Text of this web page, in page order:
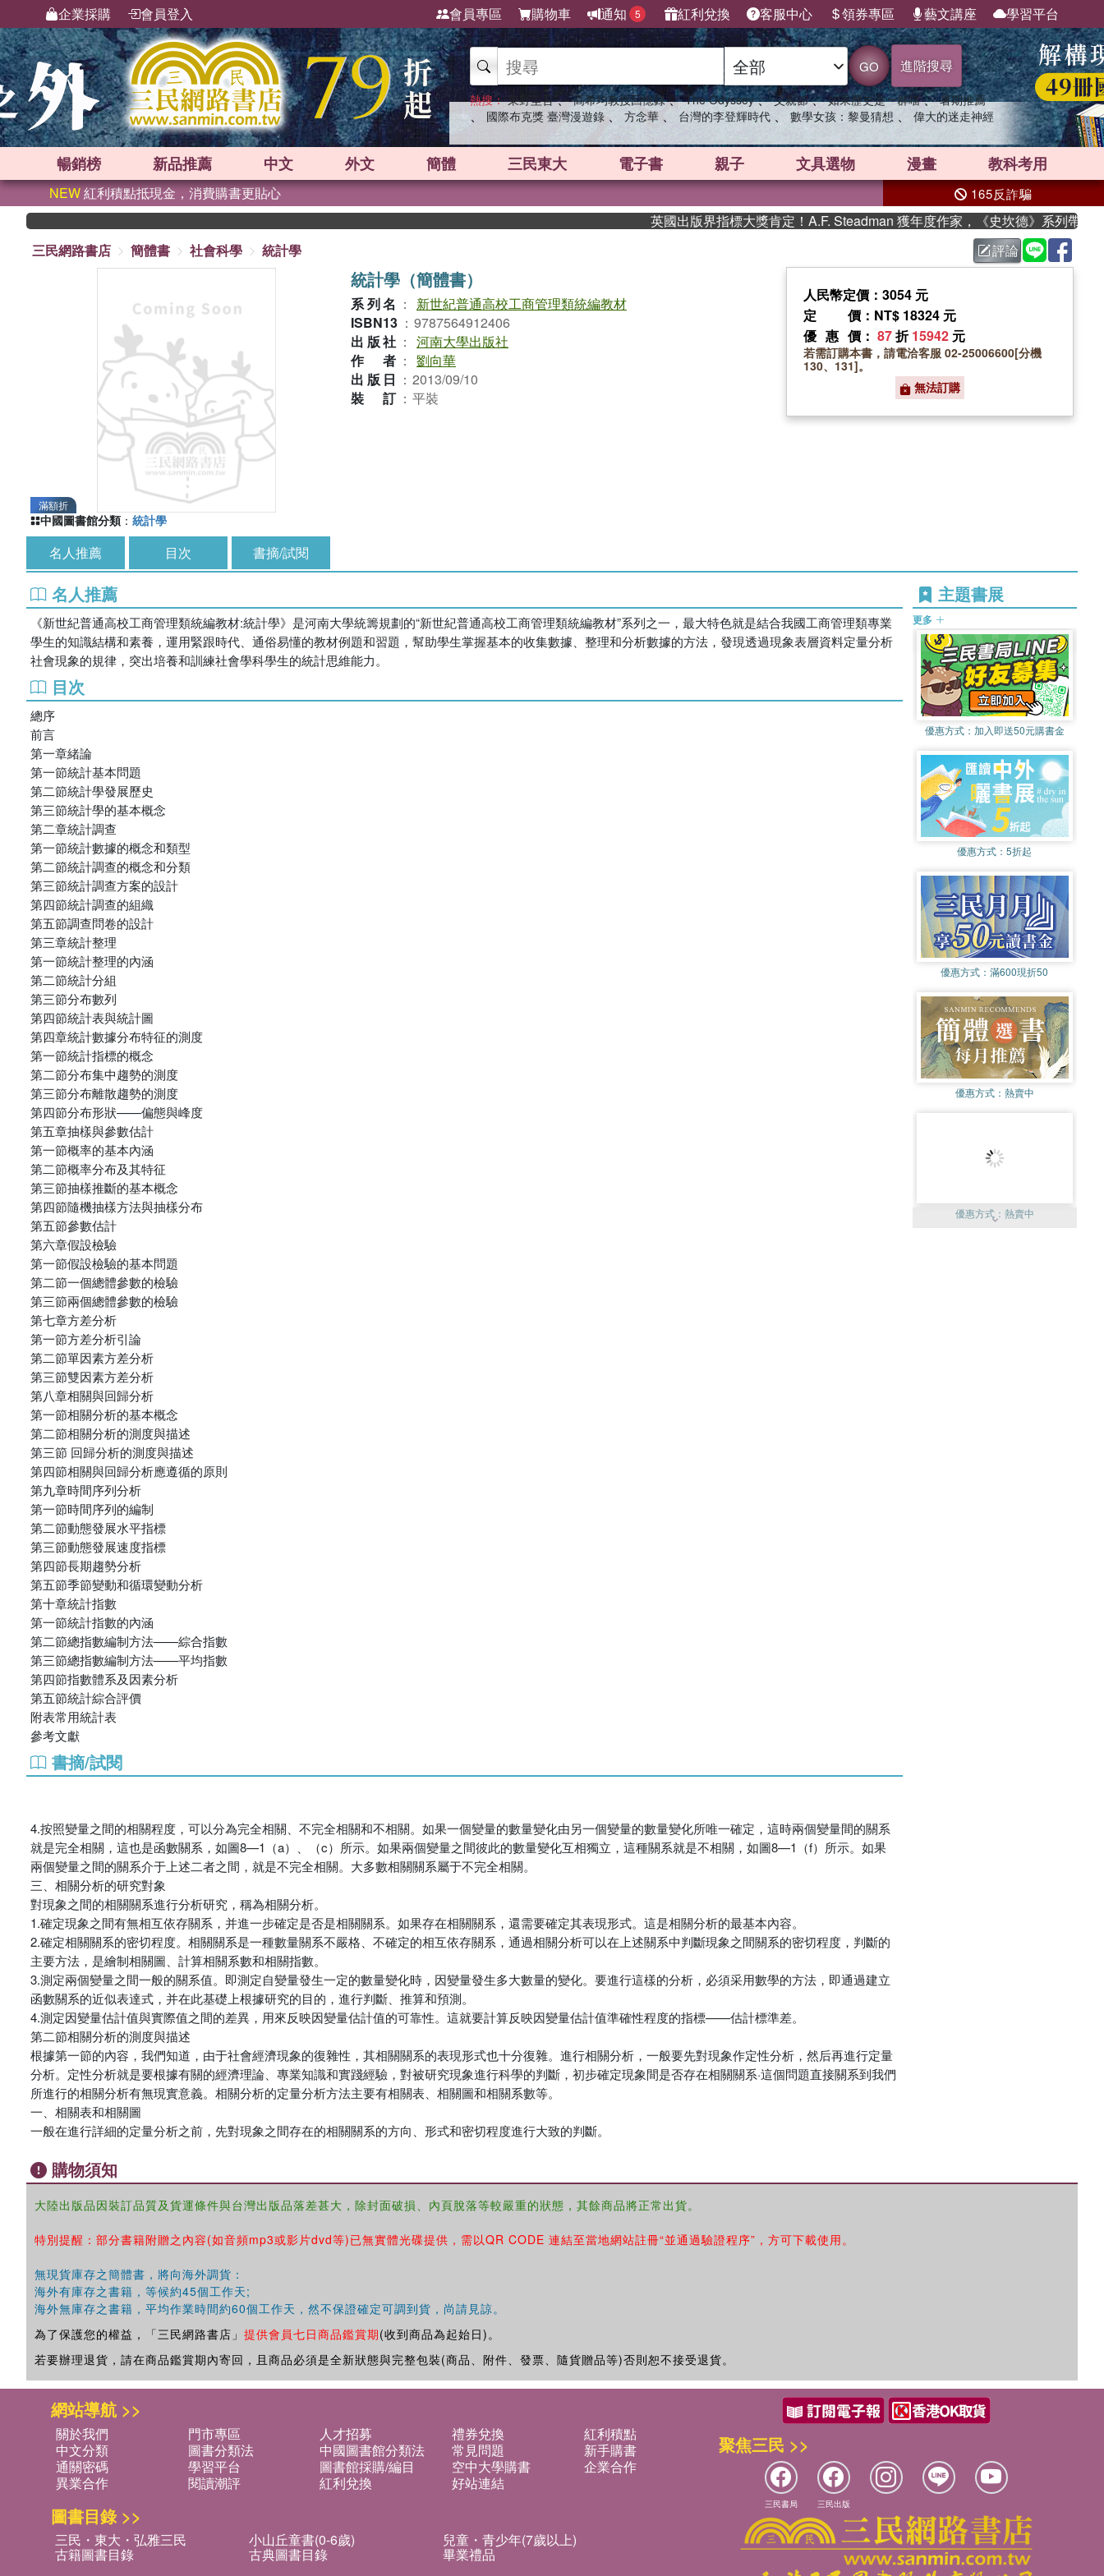
企業採購 會員登入 會員專區 購物車 通知 5 紅利兌換 客服中心 領券專區 藝文講座 學習平台
GO 進階搜尋
熱搜： 東野圭吾 、 高希均教授回憶錄 、 The Odyssey 、 父親節 、 如果歷史是一群喵 、 暑期推薦
、 國際布克獎 臺灣漫遊錄 、 方念華 、 台灣的李登輝時代 、 數學女孩：黎曼猜想 、 偉大的迷走神經
暢銷榜 新品推薦 中文 外文 簡體 三民東大 電子書 親子 文具選物 漫畫 教科考用
NEW紅利積點抵現金，消費購書更貼心 165反詐騙
英國出版界指標大獎肯定！A.F. Steadman 獲年度作家，《史坎德》系列帶你踏上熱血
三民網路書店
簡體書 社會科學 統計學 評論
滿額折
統計學（簡體書）
系列名 ：
新世紀普通高校工商管理類統編教材
ISBN13 ： 9787564912406
出版社 ： 河南大學出版社
作者 ： 劉向華
出版日 ： 2013/09/10
裝訂 ： 平裝
人民幣定價：3054 元
定價 ：NT$ 18324 元
優惠價 ： 87折15942 元
若需訂購本書，請電洽客服 02-25006600[分機
130、131]。
無法訂購
中國圖書館分類 ： 統計學
名人推薦 目次 書摘/試閱
名人推薦
《新世紀普通高校工商管理類統編教材:統計學》是河南大學統籌規劃的“新世紀普通高校工商管理類統編教材”系列之一，最大特色就是結合我國工商管理類專業
學生的知識結構和素養，運用緊跟時代、通俗易懂的教材例題和習題，幫助學生掌握基本的收集數據、整理和分析數據的方法，發現透過現象表層資料定量分析
社會現象的規律，突出培養和訓練社會學科學生的統計思維能力。
目次
總序
前言
第一章緒論
第一節統計基本問題
第二節統計學發展歷史
第三節統計學的基本概念
第二章統計調查
第一節統計數據的概念和類型
第二節統計調查的概念和分類
第三節統計調查方案的設計
第四節統計調查的組織
第五節調查問卷的設計
第三章統計整理
第一節統計整理的內涵
第二節統計分組
第三節分布數列
第四節統計表與統計圖
第四章統計數據分布特征的測度
第一節統計指標的概念
第二節分布集中趨勢的測度
第三節分布離散趨勢的測度
第四節分布形狀——偏態與峰度
第五章抽樣與參數估計
第一節概率的基本內涵
第二節概率分布及其特征
第三節抽樣推斷的基本概念
第四節隨機抽樣方法與抽樣分布
第五節參數估計
第六章假設檢驗
第一節假設檢驗的基本問題
第二節一個總體參數的檢驗
第三節兩個總體參數的檢驗
第七章方差分析
第一節方差分析引論
第二節單因素方差分析
第三節雙因素方差分析
第八章相關與回歸分析
第一節相關分析的基本概念
第二節相關分析的測度與描述
第三節 回歸分析的測度與描述
第四節相關與回歸分析應遵循的原則
第九章時間序列分析
第一節時間序列的編制
第二節動態發展水平指標
第三節動態發展速度指標
第四節長期趨勢分析
第五節季節變動和循環變動分析
第十章統計指數
第一節統計指數的內涵
第二節總指數編制方法——綜合指數
第三節總指數編制方法——平均指數
第四節指數體系及因素分析
第五節統計綜合評價
附表常用統計表
參考文獻
書摘/試閱
4.按照變量之間的相關程度，可以分為完全相關、不完全相關和不相關。如果一個變量的數量變化由另一個變量的數量變化所唯一確定，這時兩個變量間的關系
就是完全相關，這也是函數關系，如圖8—1（a）、（c）所示。如果兩個變量之間彼此的數量變化互相獨立，這種關系就是不相關，如圖8—1（f）所示。如果
兩個變量之間的關系介于上述二者之間，就是不完全相關。大多數相關關系屬于不完全相關。
三、相關分析的研究對象
對現象之間的相關關系進行分析研究，稱為相關分析。
1.確定現象之間有無相互依存關系，并進一步確定是否是相關關系。如果存在相關關系，還需要確定其表現形式。這是相關分析的最基本內容。
2.確定相關關系的密切程度。相關關系是一種數量關系不嚴格、不確定的相互依存關系，通過相關分析可以在上述關系中判斷現象之間關系的密切程度，判斷的
主要方法，是繪制相關圖、計算相關系數和相關指數。
3.測定兩個變量之間一般的關系值。即測定自變量發生一定的數量變化時，因變量發生多大數量的變化。要進行這樣的分析，必須采用數學的方法，即通過建立
函數關系的近似表達式，并在此基礎上根據研究的目的，進行判斷、推算和預測。
4.測定因變量估計值與實際值之間的差異，用來反映因變量估計值的可靠性。這就要計算反映因變量估計值準確性程度的指標——估計標準差。
第二節相關分析的測度與描述
根據第一節的內容，我們知道，由于社會經濟現象的復雜性，其相關關系的表現形式也十分復雜。進行相關分析，一般要先對現象作定性分析，然后再進行定量
分析。定性分析就是要根據有關的經濟理論、專業知識和實踐經驗，對被研究現象進行科學的判斷，初步確定現象間是否存在相關關系·這個問題直接關系到我們
所進行的相關分析有無現實意義。相關分析的定量分析方法主要有相關表、相關圖和相關系數等。
一、相關表和相關圖
一般在進行詳細的定量分析之前，先對現象之間存在的相關關系的方向、形式和密切程度進行大致的判斷。
主題書展
更多
優惠方式： 加入即送50元購書金
優惠方式：5折起
優惠方式：滿600現折50
優惠方式： 熱賣中
優惠方式： 熱賣中
購物須知
大陸出版品因裝訂品質及貨運條件與台灣出版品落差甚大，除封面破損、內頁脫落等較嚴重的狀態，其餘商品將正常出貨。
特別提醒：部分書籍附贈之內容(如音頻mp3或影片dvd等)已無實體光碟提供，需以QR CODE 連結至當地網站註冊“並通過驗證程序”，方可下載使用。
無現貨庫存之簡體書，將向海外調貨：
海外有庫存之書籍，等候約45個工作天;
海外無庫存之書籍，平均作業時間約60個工作天，然不保證確定可調到貨，尚請見諒。
為了保護您的權益，「三民網路書店」 提供會員七日商品鑑賞期(收到商品為起始日)。
若要辦理退貨，請在商品鑑賞期內寄回，且商品必須是全新狀態與完整包裝(商品、附件、發票、隨貨贈品等)否則恕不接受退貨。
網站導航 >>
關於我們 門市專區 人才招募 禮券兌換
紅利積點
中文分類
圖書分類法 中國圖書館分類法 常見問題
新手購書
通關密碼
學習平台 圖書館採購/編目 空中大學購書
企業合作
異業合作
閱讀潮評 紅利兌換 好站連結
圖書目錄 >>
三民・東大・弘雅三民 小山丘童書(0-6歲) 兒童・青少年(7歲以上)
古籍圖書目錄 古典圖書目錄 畢業禮品
聚焦三民 >>
三民書局 三民出版